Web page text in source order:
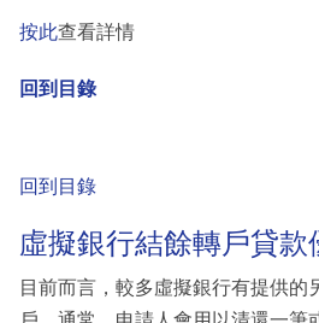
按此查看詳情
回到目錄
回到目錄
虛擬銀行結餘轉戶貸款
目前而言，較多虛擬銀行有提供的